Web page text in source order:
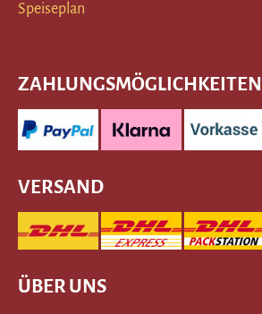
Speiseplan
ZAHLUNGSMÖGLICHKEITEN
VERSAND
ÜBER UNS